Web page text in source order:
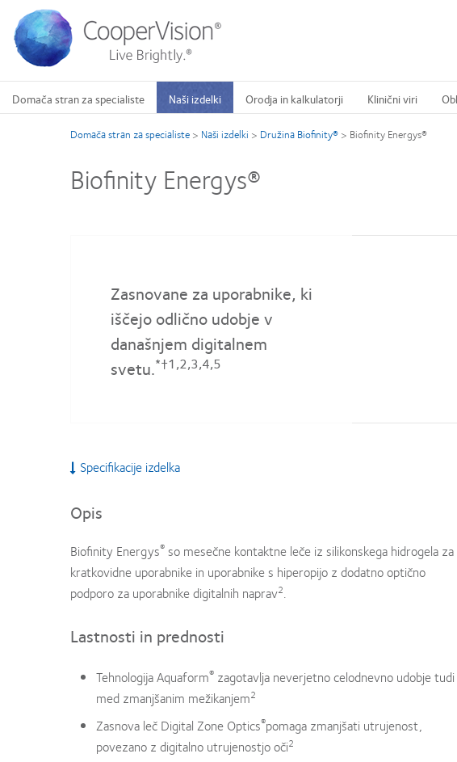
main
content
Domača stran za specialiste Naši izdelki Orodja in kalkulatorji Klinični viri
Domača stran za specialiste > Naši izdelki > Družina Biofinity® > Biofinity Energys®
Biofinity Energys®
Zasnovane za uporabnike, ki
iščejo odlično udobje v
današnjem digitalnem
svetu.*†1,2,3,4,5
Specifikacije izdelka
Opis
Biofinity Energys® so mesečne kontaktne leče iz silikonskega hidrogela za
kratkovidne uporabnike in uporabnike s hiperopijo z dodatno optično
podporo za uporabnike digitalnih naprav2.
Lastnosti in prednosti
Tehnologija Aquaform® zagotavlja neverjetno celodnevno udobje tudi
med zmanjšanim mežikanjem2
Zasnova leč Digital Zone Optics®pomaga zmanjšati utrujenost,
povezano z digitalno utrujenostjo oči2